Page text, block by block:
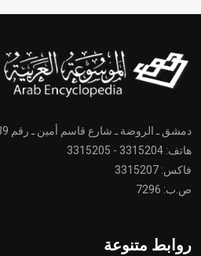
دمشق ـ الروضة ـ شارع قاسم أمين ـ رقم 39
هاتف: 3315204 - 3315205
فاكس: 3315207
ص.ب: 7296
روابط متنوعة